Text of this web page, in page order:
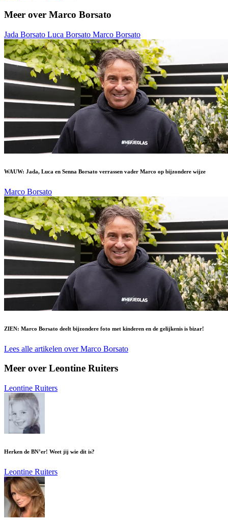
Meer over Marco Borsato
Jada Borsato Luca Borsato Marco Borsato
WAUW: Jada, Luca en Senna Borsato verrassen vader Marco op bijzondere wijze
Marco Borsato
ZIEN: Marco Borsato deelt bijzondere foto met kinderen en de gelijkenis is bizar!
Lees alle artikelen over Marco Borsato
Meer over Leontine Ruiters
Leontine Ruiters
Herken de BN’er! Weet jij wie dit is?
Leontine Ruiters